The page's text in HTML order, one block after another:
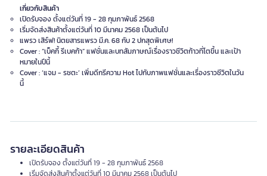
เกี่ยวกับสินค้า
เปิดรับจอง ตั้งแต่วันที่ 19 - 28 กุมภาพันธ์ 2568
เริ่มจัดส่งสินค้าตั้งแต่วันที่ 10 มีนาคม 2568 เป็นต้นไป
แพรว เสิร์ฟ! นิตยสารแพรว มี.ค. 68 กับ 2 ปกสุดพิเศษ!
Cover : “เบ็คกี้ รีเบคก้า” แฟชั่นและบทสัมภาษณ์เรื่องราวชีวิตก้าวที่โตขึ้น และเป้า
หมายในปีนี้
Cover : ‘แจม - รชตะ’ เพิ่มดีกรีความ Hot ไปกับภาพแฟชั่นและเรื่องราวชีวิตในวัน
นี้
รายละเอียดสินค้า
เปิดรับจอง ตั้งแต่วันที่ 19 - 28 กุมภาพันธ์ 2568
เริ่มจัดส่งสินค้าตั้งแต่วันที่ 10 มีนาคม 2568 เป็นต้นไป